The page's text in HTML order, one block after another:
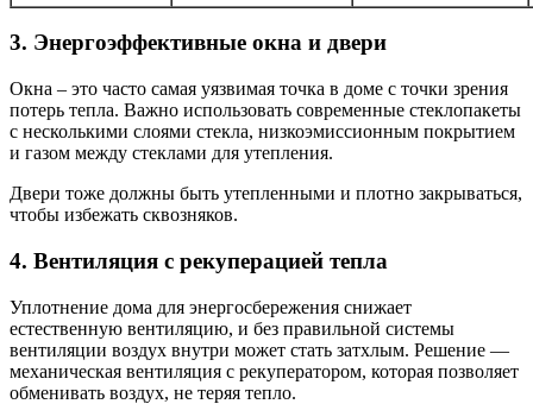
3. Энергоэффективные окна и двери
Окна – это часто самая уязвимая точка в доме с точки зрения
потерь тепла. Важно использовать современные стеклопакеты
с несколькими слоями стекла, низкоэмиссионным покрытием
и газом между стеклами для утепления.
Двери тоже должны быть утепленными и плотно закрываться,
чтобы избежать сквозняков.
4. Вентиляция с рекуперацией тепла
Уплотнение дома для энергосбережения снижает
естественную вентиляцию, и без правильной системы
вентиляции воздух внутри может стать затхлым. Решение —
механическая вентиляция с рекуператором, которая позволяет
обменивать воздух, не теряя тепло.